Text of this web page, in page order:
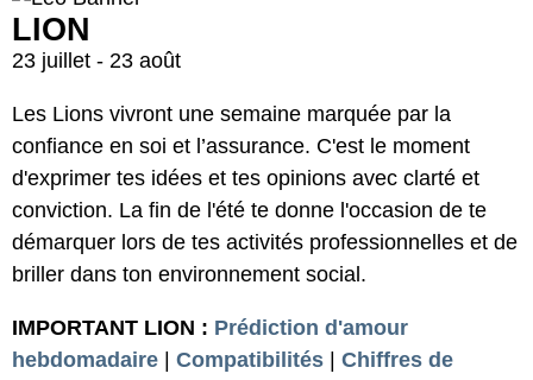
LION
23 juillet - 23 août
Les Lions vivront une semaine marquée par la
confiance en soi et l’assurance. C'est le moment
d'exprimer tes idées et tes opinions avec clarté et
conviction. La fin de l'été te donne l'occasion de te
démarquer lors de tes activités professionnelles et de
briller dans ton environnement social.
IMPORTANT LION : Prédiction d'amour
hebdomadaire
Compatibilités
Chiffres de